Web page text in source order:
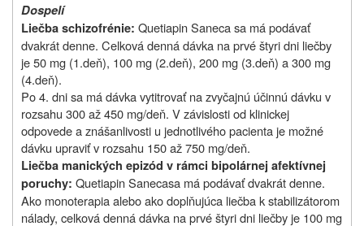
Dospelí
Liečba schizofrénie: Quetiapin Saneca sa má podávať
dvakrát denne. Celková denná dávka na prvé štyri dni liečby
je 50 mg (1.deň), 100 mg (2.deň), 200 mg (3.deň) a 300 mg
(4.deň).
Po 4. dni sa má dávka vytitrovať na zvyčajnú účinnú dávku v
rozsahu 300 až 450 mg/deň. V závislosti od klinickej
odpovede a znášanlivosti u jednotlivého pacienta je možné
dávku upraviť v rozsahu 150 až 750 mg/deň.
Liečba manických epizód v rámci bipolárnej afektívnej
poruchy: QuetiapinSanecasa má podávať dvakrát denne.
Ako monoterapia alebo ako doplňujúca liečba k stabilizátorom
nálady, celková denná dávka na prvé štyri dni liečby je 100 mg